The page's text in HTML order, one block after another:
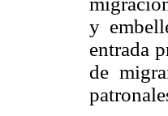
y
entrada
de